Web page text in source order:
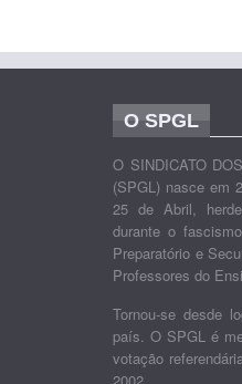
O SPGL
O SINDICATO
(SPGL) nasce em
25 de Abril,
durante o
Preparatório e
Professores do
Tornou-se desde
país. O SPGL é
votação